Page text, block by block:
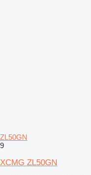
ZL50GN
9
XCMG ZL50GN